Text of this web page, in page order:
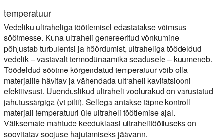
temperatuur
Vedeliku ultraheliga töötlemisel edastatakse võimsus
söötmesse. Kuna ultraheli genereeritud võnkumine
põhjustab turbulentsi ja hõõrdumist, ultraheliga töödeldud
vedelik – vastavalt termodünaamika seadusele – kuumeneb.
Töödeldud söötme kõrgendatud temperatuur võib olla
materjalile hävitav ja vähendada ultraheli kavitatsiooni
efektiivsust. Uuenduslikud ultraheli voolurakud on varustatud
jahutussärgiga (vt pilti). Sellega antakse täpne kontroll
materjali temperatuuri üle ultraheli töötlemise ajal.
Väiksemate mahtude keeduklaasi ultrahelitöötluseks on
soovitatav soojuse hajutamiseks jäävann.